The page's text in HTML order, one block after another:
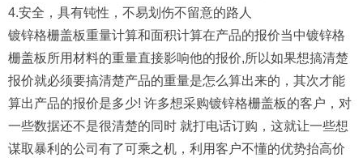
4.安全，具有钝性，不易划伤不留意的路人
镀锌格栅盖板重量计算和面积计算在产品的报价当中镀锌格
栅盖板所用材料的重量直接影响他的报价,所以如果想搞清楚
报价就必须要搞清楚产品的重量是怎么算出来的，其次才能
算出产品的报价是多少! 许多想采购镀锌格栅盖板的客户，对
一些数据还不是很清楚的同时 就打电话订购，这就让一些想
谋取暴利的公司有了可乘之机，利用客户不懂的优势抬高价